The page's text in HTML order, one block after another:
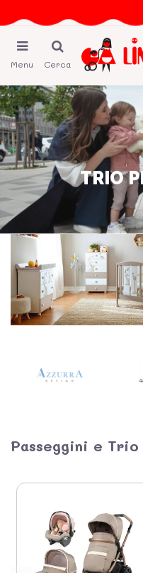
Menu Cerca
TRIO
Passeggini e Trio